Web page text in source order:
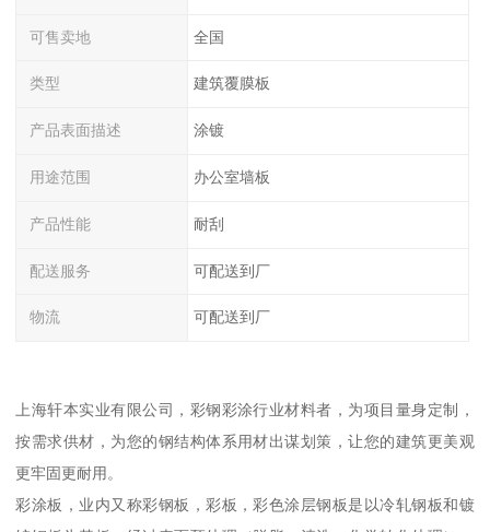
可售卖地 全国
类型 建筑覆膜板
产品表面描述 涂镀
用途范围 办公室墙板
产品性能 耐刮
配送服务 可配送到厂
物流 可配送到厂
上海轩本实业有限公司，彩钢彩涂行业材料者，为项目量身定制，
按需求供材，为您的钢结构体系用材出谋划策，让您的建筑更美观
更牢固更耐用。
彩涂板，业内又称彩钢板，彩板，彩色涂层钢板是以冷轧钢板和镀